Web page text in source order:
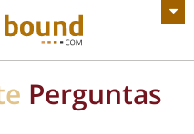
Perguntas